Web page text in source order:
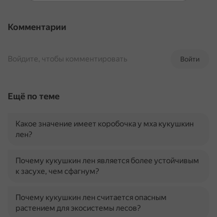
Комментарии
Войти
Войдите, чтобы комментировать
Ещё по теме
Какое значение имеет коробочка у мха кукушкин
лен?
Почему кукушкин лен является более устойчивым
к засухе, чем сфагнум?
Почему кукушкин лен считается опасным
растением для экосистемы лесов?